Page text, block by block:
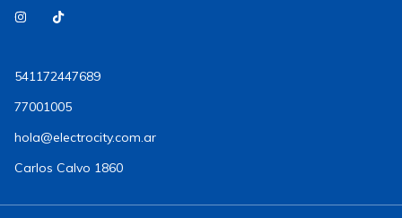
541172447689
77001005
hola@electrocity.com.ar
Carlos Calvo 1860